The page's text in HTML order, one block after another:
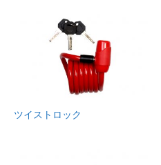
ツイストロック